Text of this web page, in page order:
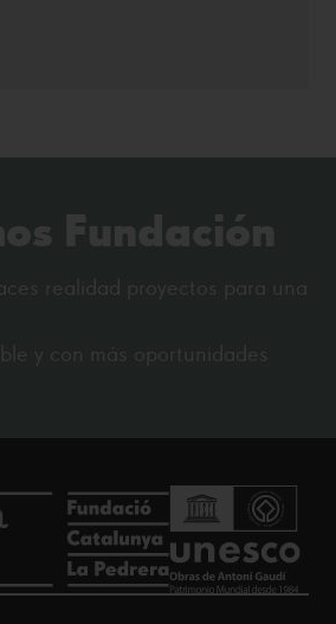
Fundación
realidad proyectos para una
y con más oportunidades